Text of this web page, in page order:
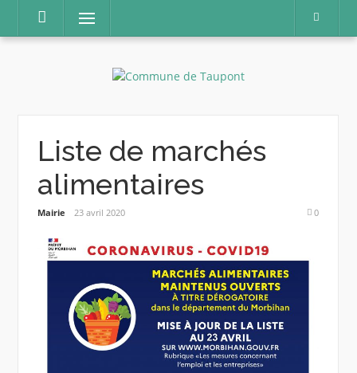
contenu
Menu
Liste de marchés
alimentaires
Mairie 23 avril 2020 0